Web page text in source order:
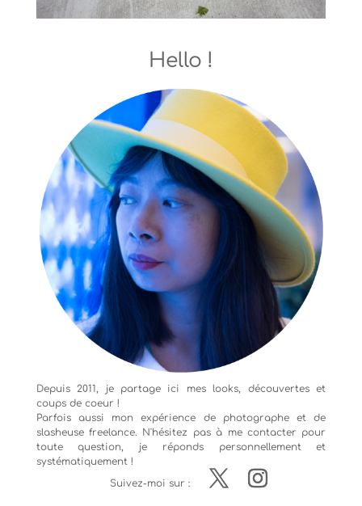
Hello !
Depuis 2011, je partage ici mes looks, découvertes et
coups de coeur !
Parfois aussi mon expérience de photographeet de
slasheuse freelance. N'hésitez pas à me contacter pour
toute question, je réponds personnellement et
systématiquement !
Suivez-moi sur :